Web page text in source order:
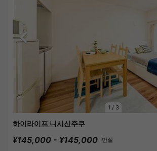
1 / 3
하이라이프 니시신주쿠
¥145,000 - ¥145,000 만실